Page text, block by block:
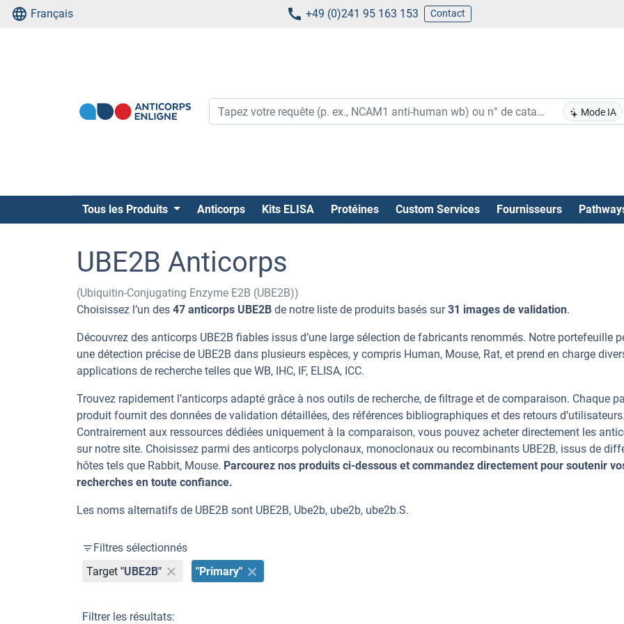
Français +49 (0)241 95 163 153 Contact
Mode IA
Tous les Produits Anticorps Kits ELISA Protéines Custom Services Fournisseurs
UBE2B Anticorps
(Ubiquitin-Conjugating Enzyme E2B (UBE2B))
Choisissez l’un des 47 anticorps UBE2B de notre liste de produits basés sur31 images de validation.
Découvrez des anticorps UBE2B fiables issus d’une large sélection de fabricants renommés. Notre portefeuille
une détection précise de UBE2B dans plusieurs espèces, y compris Human, Mouse, Rat, et prend en charge
applications de recherche telles que WB, IHC, IF, ELISA, ICC.
Trouvez rapidement l’anticorps adapté grâce à nos outils de recherche, de filtrage et de comparaison. Chaque
produit fournit des données de validation détaillées, des références bibliographiques et des retours d’utilisateurs.
Contrairement aux ressources dédiées uniquement à la comparaison, vous pouvez acheter directement les
sur notre site. Choisissez parmi des anticorps polyclonaux, monoclonaux ou recombinants UBE2B, issus de
hôtes tels que Rabbit, Mouse. Parcourez nos produits ci-dessous et commandez directement pour soutenir
recherches en toute confiance.
Les noms alternatifs de UBE2B sont UBE2B, Ube2b, ube2b, ube2b.S.
Filtres sélectionnés
Target "UBE2B" "Primary"
Filtrer les résultats: